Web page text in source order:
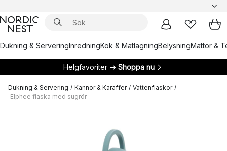
Dukning & ServeringInredningKök & MatlagningBelysningMattor &
Helgfavoriter → Shoppa nu
Dukning & Servering / Kannor & Karaffer / Vattenflaskor /
Elphee flaska med sugrör